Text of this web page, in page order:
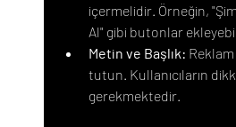
içermelidir. Örneğin,
Al" gibi butonlar
Metin ve Başlık:
tutun. Kullanıcıların
gerekmektedir.